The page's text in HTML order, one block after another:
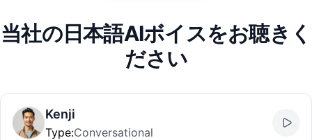
当社の日本語AIボイスをお聴きく
ださい
Kenji
Type:Conversational